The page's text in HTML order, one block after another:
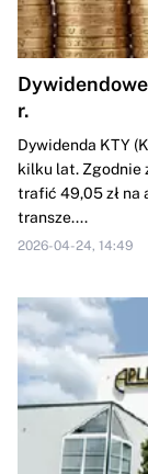
r.
Dywidenda KTY
kilku lat. Zgodnie
trafić 49,05 zł na
transze....
2026-04-24, 14:49